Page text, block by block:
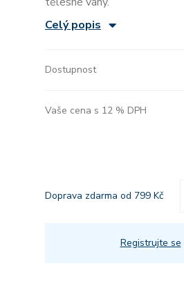
Celý popis
Dostupnost
Vaše cena s 12 % DPH
Doprava zdarma od 799 Kč
Registrujte se